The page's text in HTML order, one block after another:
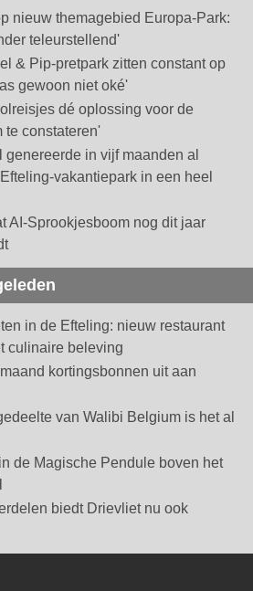
nieuw themagebied Europa-Park:
teleurstellend'
& Pip-pretpark zitten constant op
gewoon niet oké'
dé oplossing voor de
te constateren'
genereerde in vijf maanden al
vakantiepark in een heel
AI-Sprookjesboom nog dit jaar
in de Efteling: nieuw restaurant
culinaire beleving
kortingsbonnen uit aan
van Walibi Belgium is het al
de Magische Pendule boven het
biedt Drievliet nu ook